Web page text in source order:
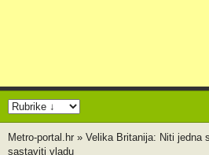
Metro-portal.hr » Velika Britanija: Niti jedna
sastaviti vladu